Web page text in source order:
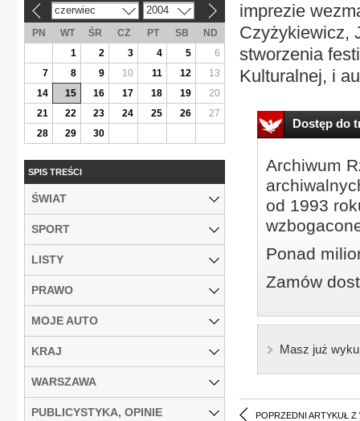
imprezie
Czyżykiewicz,
stworzenia
Kulturalnej, i
Dostęp do
Archiwum
od 1993
Ponad
Zamów
Masz już
POPRZEDNI ARTYKUŁ Z
czerwiec 2004
PN WT ŚR CZ PT SB
ND
1
2 3 4 5
6
7
8 9 10 11 12
13
14
15 16 17 18 19
20
21
22 23 24 25 26
27
28
29 30
SPIS TREŚCI
ŚWIAT
SPORT
LISTY
PRAWO
MOJE AUTO
KRAJ
WARSZAWA
PUBLICYSTYKA, OPINIE